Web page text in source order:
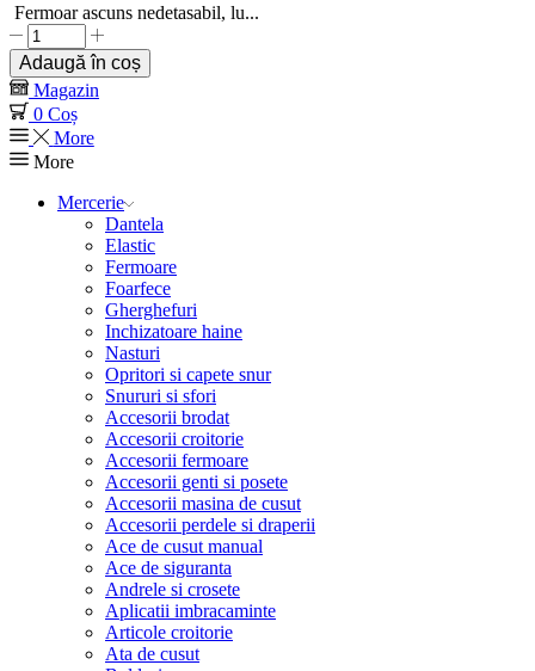
Fermoar ascuns nedetasabil, lu...
Cantitate
Fermoar
ascuns
nedetasabil,
lungime
35
cm
Adaugă în coș
Magazin
0 Coș
More
More
Mercerie
Dantela
Elastic
Fermoare
Foarfece
Gherghefuri
Inchizatoare haine
Nasturi
Opritori si capete snur
Snururi si sfori
Accesorii brodat
Accesorii croitorie
Accesorii fermoare
Accesorii genti si posete
Accesorii masina de cusut
Accesorii perdele si draperii
Ace de cusut manual
Ace de siguranta
Andrele si crosete
Aplicatii imbracaminte
Articole croitorie
Ata de cusut